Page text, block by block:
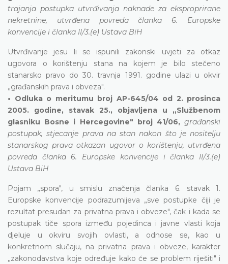
trajanja postupka utvrđivanja naknade za eksproprirane
nekretnine, utvrđena povreda članka 6. Europske
konvencije i članka II/3.(e) Ustava BiH
Utvrđivanje jesu li se ispunili zakonski uvjeti za otkaz
ugovora o korištenju stana na kojem je bilo stečeno
stanarsko pravo do 30. travnja 1991. godine ulazi u okvir
„građanskih prava i obveza".
• Odluka o meritumu broj AP-645/04 od 2. prosinca
2005. godine, stavak 25., objavljena u „Službenom
glasniku Bosne i Hercegovine" broj 41/06, građanski
postupak, stjecanje prava na stan nakon što je nositelju
stanarskog prava otkazan ugovor o korištenju, utvrđena
povreda članka 6. Europske konvencije i članka II/3.(e)
Ustava BiH
Pojam „spora", u smislu značenja članka 6. stavak 1.
Europske konvencije podrazumijeva „sve postupke čiji je
rezultat presudan za privatna prava i obveze", čak i kada se
postupak tiče spora između pojedinca i javne vlasti koja
djeluje u okviru svojih ovlasti, a odnose se, kao u
konkretnom slučaju, na privatna prava i obveze, karakter
„zakonodavstva koje određuje kako će se problem riješiti" i